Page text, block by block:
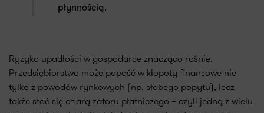
płynnością.
Ryzyko upadłości w gospodarce znacząco rośnie.
Przedsiębiorstwo może popaść w kłopoty finansowe nie
tylko z powodów rynkowych (np. słabego popytu), lecz
także stać się ofiarą zatoru płatniczego – czyli jedną z wielu